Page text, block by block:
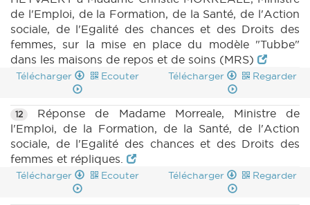
de l'Emploi, de la Formation, de la Santé, de l'Action
sociale, de l'Egalité des chances et des Droits des
femmes, sur la mise en place du modèle "Tubbe"
dans les maisons de repos et de soins (MRS)
Télécharger Ecouter Télécharger Regarder
12
Réponse de Madame Morreale, Ministre de
l'Emploi, de la Formation, de la Santé, de l'Action
sociale, de l'Egalité des chances et des Droits des
femmes et répliques.
Télécharger Ecouter Télécharger Regarder